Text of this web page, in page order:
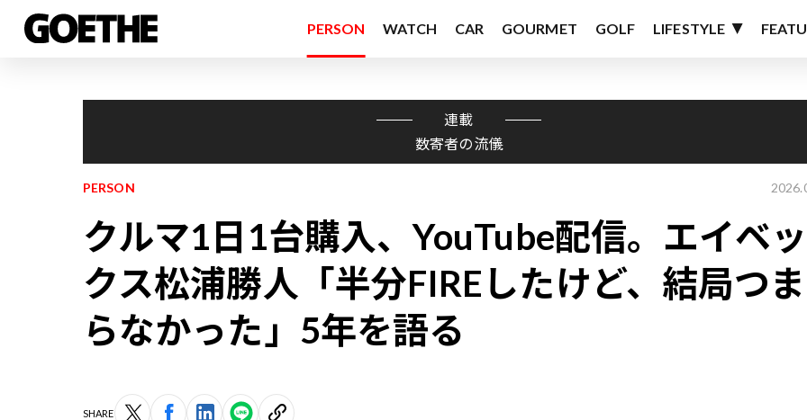
PERSON WATCH CAR GOURMET GOLF LIFESTYLE
連載
数寄者の流儀
PERSON
クルマ1日1台購入、YouTube配信。エイベッ
クス松浦勝人「半分FIREしたけど、結局つま
らなかった」5年を語る
SHARE